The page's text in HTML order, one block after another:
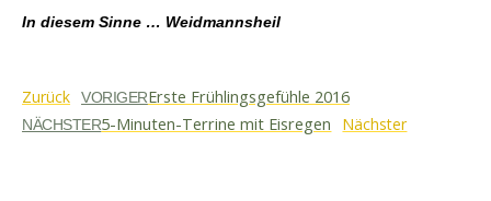
In diesem Sinne … Weidmannsheil
Zurück VORIGERErste Frühlingsgefühle 2016
NÄCHSTER5-Minuten-Terrine mit Eisregen Nächster